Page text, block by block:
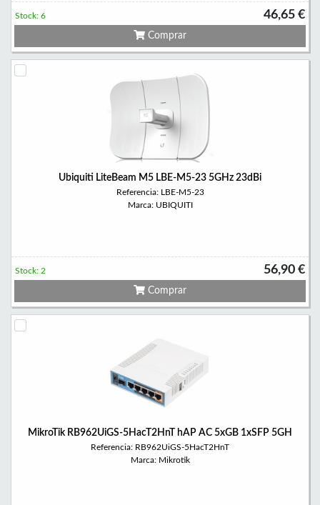
46,65 €
Stock: 6
Comprar
Ubiquiti LiteBeam M5 LBE-M5-23 5GHz 23dBi
Referencia: LBE-M5-23
Marca: UBIQUITI
56,90 €
Stock: 2
Comprar
MikroTik RB962UiGS-5HacT2HnT hAP AC 5xGB 1xSFP 5GH
Referencia: RB962UiGS-5HacT2HnT
Marca: Mikrotik